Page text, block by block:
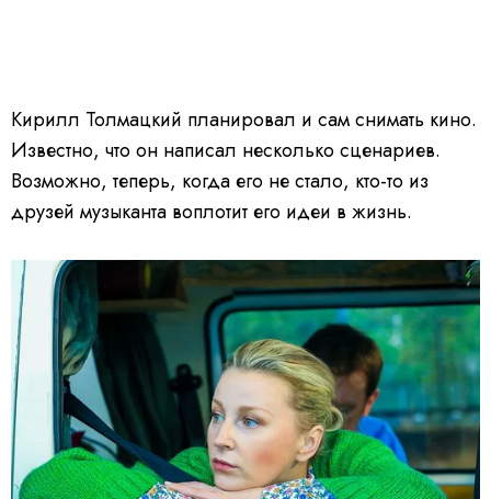
Кирилл Толмацкий планировал и сам снимать кино.
Известно, что он написал несколько сценариев.
Возможно, теперь, когда его не стало, кто-то из
друзей музыканта воплотит его идеи в жизнь.